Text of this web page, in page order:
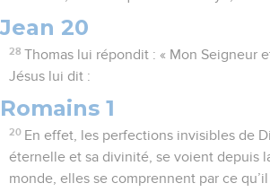
Jean 20
28 Thomas lui répondit : « Mon Seigneur
Jésus lui dit :
Romains 1
20 En effet, les perfections invisibles de
éternelle et sa divinité, se voient depuis
monde, elles se comprennent par ce